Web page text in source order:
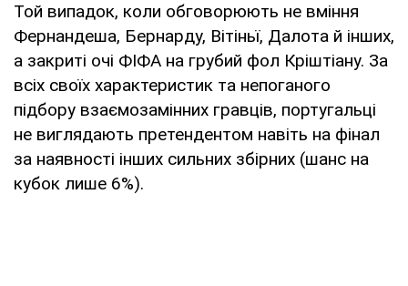
Той випадок, коли обговорюють не вміння
Фернандеша, Бернарду, Вітіньї, Далота й інших,
а закриті очі ФІФА на грубий фол Кріштіану. За
всіх своїх характеристик та непоганого
підбору взаємозамінних гравців, португальці
не виглядають претендентом навіть на фінал
за наявності інших сильних збірних (шанс на
кубок лише 6%).